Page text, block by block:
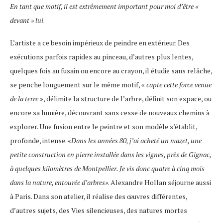
En tant que motif, il est extrêmement important pour moi d’être «
devant » lui.
L’artiste a ce besoin impérieux de peindre en extérieur. Des
exécutions parfois rapides au pinceau, d’autres plus lentes,
quelques fois au fusain ou encore au crayon, il étudie sans relâche,
se penche longuement sur le même motif, « capte cette force venue
de la terre », délimite la structure de l’arbre, définit son espace, ou
encore sa lumière, découvrant sans cesse de nouveaux chemins à
explorer. Une fusion entre le peintre et son modèle s’établit,
profonde, intense. «Dans les années 80, j’ai acheté un mazet, une
petite construction en pierre installée dans les vignes, près de Gignac,
à quelques kilomètres de Montpellier. Je vis donc quatre à cinq mois
dans la nature, entourée d’arbres». Alexandre Hollan séjourne aussi
à Paris. Dans son atelier, il réalise des œuvres différentes,
d’autres sujets, des Vies silencieuses, des natures mortes